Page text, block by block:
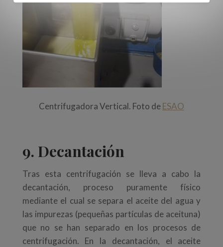
Centrifugadora Vertical. Foto deESAO
9. Decantación
Tras esta centrifugación se lleva a cabo la
decantación, proceso puramente físico
mediante el cual se separa el aceite del agua y
las impurezas (pequeñas partículas de aceituna)
que no se han separado en los procesos de
centrifugación. En la decantación, el aceite